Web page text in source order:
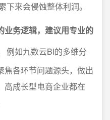
下来会侵蚀整体利润。
业务逻辑，建议用专业的
例如九数云BI的多维分
焦各环节问题源头，做出
高成长型电商企业都在